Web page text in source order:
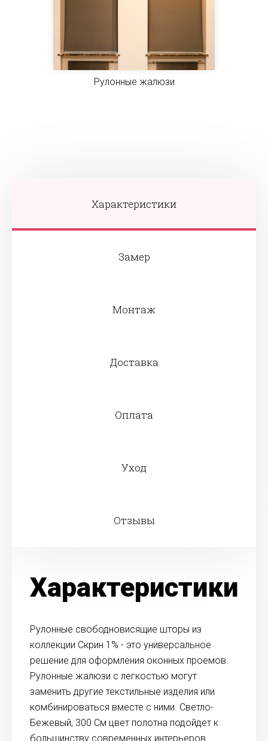
Рулонные жалюзи
Характеристики
Замер
Монтаж
Доставка
Оплата
Уход
Отзывы
Характеристики
Рулонные свободновисящие шторы из
коллекции Скрин 1% - это универсальное
решение для оформления оконных проемов.
Рулонные жалюзи с легкостью могут
заменить другие текстильные изделия или
комбинироваться вместе с ними. Светло-
Бежевый, 300 См цвет полотна подойдет к
большинству современных интерьеров.